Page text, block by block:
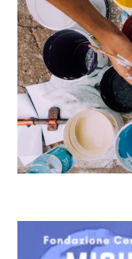
Dettagli